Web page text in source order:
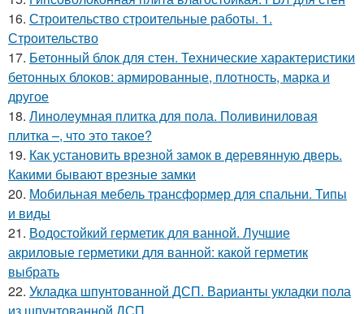
16. Строительство строительные работы. 1.
Строительство
17. Бетонный блок для стен. Технические характеристики
бетонных блоков: армированные, плотность, марка и
другое
18. Линолеумная плитка для пола. Поливиниловая
плитка –, что это такое?
19. Как установить врезной замок в деревянную дверь.
Какими бывают врезные замки
20. Мобильная мебель трансформер для спальни. Типы
и виды
21. Водостойкий герметик для ванной. Лучшие
акриловые герметики для ванной: какой герметик
выбрать
22. Укладка шпунтованной ДСП. Варианты укладки пола
из шпунтованной ДСП